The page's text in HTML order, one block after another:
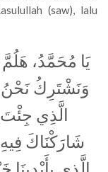
(saw), lalu
يَا مُحَمَّدُ، هَلُمَّ
وَنَشْتَرِكُ نَحْنُ
الَّذِي جِئْتَ
شَارَكْنَاكَ
الَّذِي